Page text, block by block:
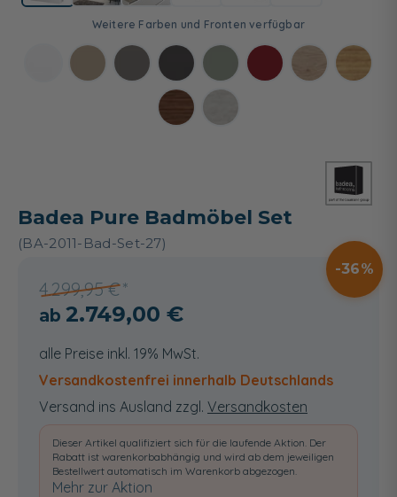
Badea Pure Badmöbel Set
(BA-2011-Bad-Set-27)
4.299,95 €
36
2.749,00 €
alle Preise inkl. 19% MwSt.
Versandkostenfrei innerhalb Deutschlands
Versand ins Ausland zzgl. Versandkosten
Dieser Artikel qualifiziert sich für die laufende Aktion. Der
Rabatt ist warenkorbabhängig und wird ab dem jeweiligen
Bestellwert automatisch im Warenkorb abgezogen.
Mehr zur Aktion